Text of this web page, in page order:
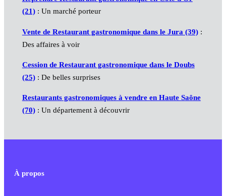
(21): Un marché porteur
Vente de Restaurant gastronomique dans le Jura (39):
Des affaires à voir
Cession de Restaurant gastronomique dans le Doubs
(25): De belles surprises
Restaurants gastronomiques à vendre en Haute Saône
(70): Un département à découvrir
À propos